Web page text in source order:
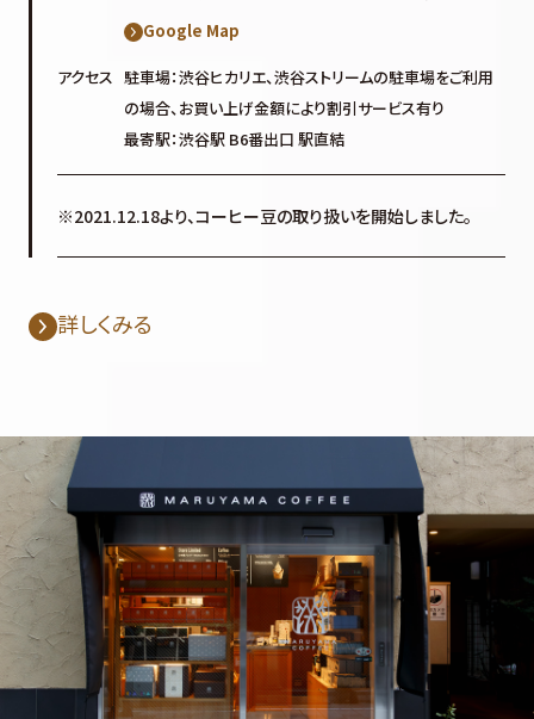
Google Map
アクセス 駐車場：渋谷ヒカリエ、渋谷ストリームの駐車場をご利用
の場合、お買い上げ金額により割引サービス有り
最寄駅：渋谷駅 B6番出口 駅直結
※2021.12.18より、コーヒー豆の取り扱いを開始しました。
詳しくみる